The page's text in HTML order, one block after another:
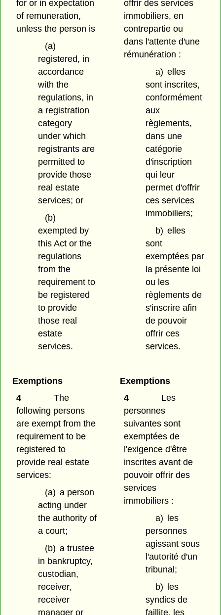
for or in expectation
of remuneration,
unless the person is
(a)
registered, in
accordance
with the
regulations, in
a registration
category
under which
registrants are
permitted to
provide those
real estate
services; or
(b)
exempted by
this Act or the
regulations
from the
requirement to
be registered
to provide
those real
estate
services.
offrir des services
immobiliers, en
contrepartie ou
dans l'attente d'une
rémunération :
a) elles
sont inscrites,
conformément
aux
règlements,
dans une
catégorie
d'inscription
qui leur
permet d'offrir
ces services
immobiliers;
b) elles
sont
exemptées par
la présente loi
ou les
règlements de
s'inscrire afin
de pouvoir
offrir ces
services.
Exemptions
4
The
following persons
are exempt from the
requirement to be
registered to
provide real estate
services:
(a) a person
acting under
the authority of
a court;
(b) a trustee
in bankruptcy,
custodian,
receiver,
receiver
manager or
Exemptions
4
Les
personnes
suivantes sont
exemptées de
l'exigence d'être
inscrites avant de
pouvoir offrir des
services
immobiliers :
a)
les
personnes
agissant sous
l'autorité d'un
tribunal;
b) les
syndics de
faillite, les